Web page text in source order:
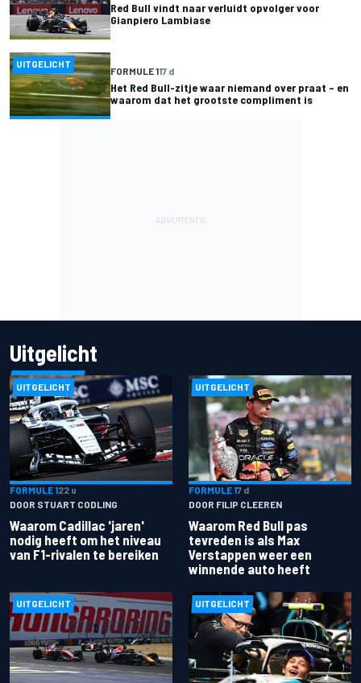
Red Bull vindt naar verluidt opvolger voor
Gianpiero Lambiase
UITGELICHT
FORMULE 117 d
Het Red Bull-zitje waar niemand over praat – en
waarom dat het grootste compliment is
Uitgelicht
UITGELICHT
FORMULE 122 u
DOOR STUART CODLING
Waarom Cadillac 'jaren'
nodig heeft om het niveau
van F1-rivalen te bereiken
UITGELICHT
FORMULE 17 d
DOOR FILIP CLEEREN
Waarom Red Bull pas
tevreden is als Max
Verstappen weer een
winnende auto heeft
UITGELICHT UITGELICHT